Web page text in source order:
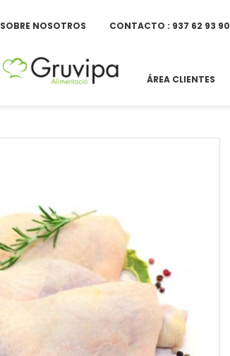
SOBRE NOSOTROS CONTACTO : 937 62 93 90
ÁREA CLIENTES